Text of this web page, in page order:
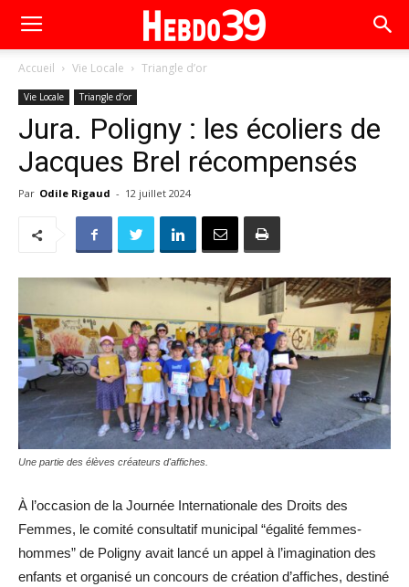
Accueil Vie Locale Triangle d’or
Vie Locale Triangle d’or
Jura. Poligny : les écoliers de
Jacques Brel récompensés
Par Odile Rigaud - 12 juillet 2024
Une partie des élèves créateurs d'affiches.
À l’occasion de la Journée Internationale des Droits des
Femmes, le comité consultatif municipal “égalité femmes-
hommes” de Poligny avait lancé un appel à l’imagination des
enfants et organisé un concours de création d’affiches, destiné